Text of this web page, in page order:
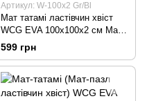
Артикул: W-100х2 Gr/Bl
Мат татамі ластівчин хвіст
WCG EVA 100x100x2 см Мат-
пазл чорно-сірий
599 грн